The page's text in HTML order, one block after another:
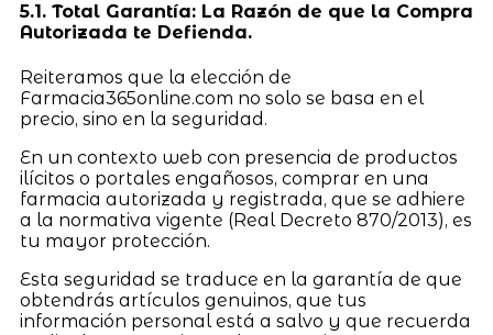
5.1. Total Garantía: La Razón de que la Compra
Autorizada te Defienda.
Reiteramos que la elección de
Farmacia365online.com no solo se basa en el
precio, sino en la seguridad.
En un contexto web con presencia de productos
ilícitos o portales engañosos, comprar en una
farmacia autorizada y registrada, que se adhiere
a la normativa vigente (Real Decreto 870/2013), es
tu mayor protección.
Esta seguridad se traduce en la garantía de que
obtendrás artículos genuinos, que tus
información personal está a salvo y que recuerda